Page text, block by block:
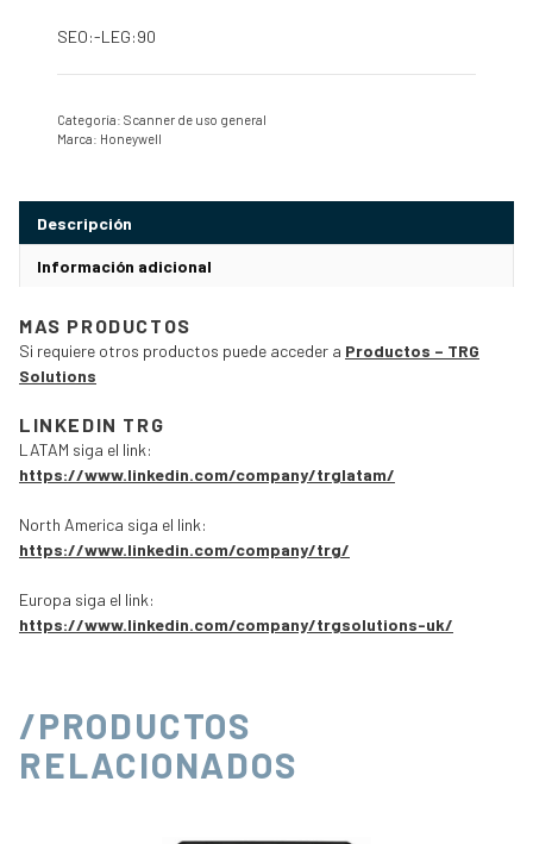
SEO:-LEG:90
Categoría: Scanner de uso general
Marca: Honeywell
Descripción
Información adicional
MAS PRODUCTOS
Si requiere otros productos puede acceder a Productos – TRG
Solutions
LINKEDIN TRG
LATAM siga el link:
https://www.linkedin.com/company/trglatam/
North America siga el link:
https://www.linkedin.com/company/trg/
Europa siga el link:
https://www.linkedin.com/company/trgsolutions-uk/
/PRODUCTOS
RELACIONADOS